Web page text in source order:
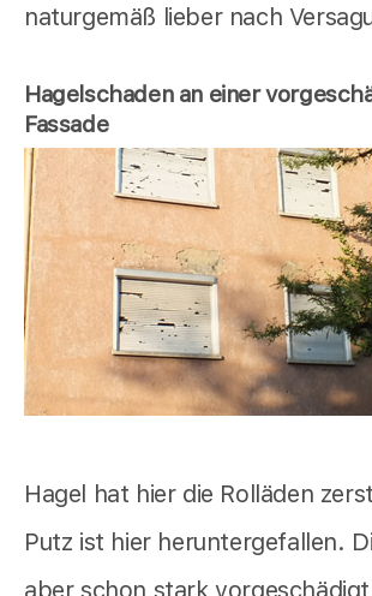
naturgemäß lieber nach
Hagelschaden an einer
Fassade
Hagel hat hier die Rolläden
Putz ist hier heruntergefallen.